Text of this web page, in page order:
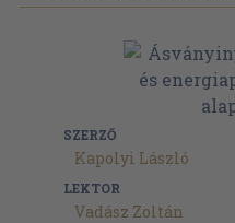
SZERZŐ
Kapolyi László
LEKTOR
Vadász Zoltán